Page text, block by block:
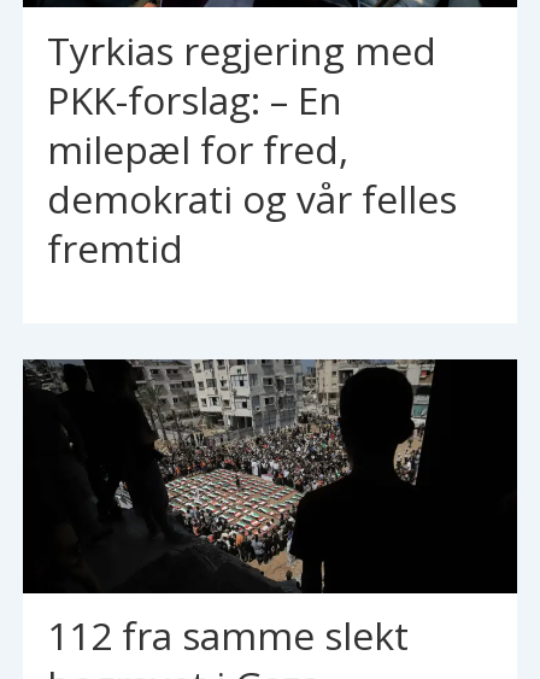
Tyrkias regjering med
PKK-forslag: – En
milepæl for fred,
demokrati og vår felles
fremtid
112 fra samme slekt